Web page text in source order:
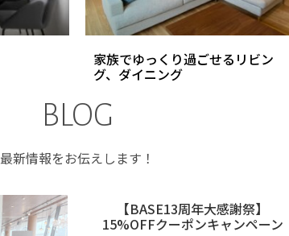
家族でゆっくり過ごせるリビン
グ、ダイニング
BLOG
最新情報をお伝えします！
【BASE13周年大感謝祭】
15%OFFクーポンキャンペーン